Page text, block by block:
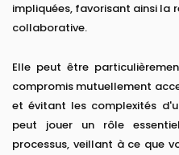
impliquées, favorisant ainsi la
collaborative.
Elle peut être
compromis mutuellement
et évitant les complexités
peut jouer un rôle
processus, veillant à ce que